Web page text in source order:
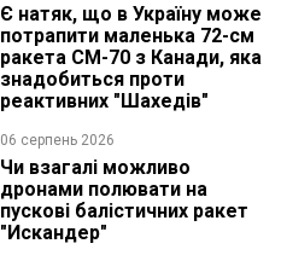
Є натяк, що в Україну може
потрапити маленька 72-см
ракета CM-70 з Канади, яка
знадобиться проти
реактивних "Шахедів"
06 серпень 2026
Чи взагалі можливо
дронами полювати на
пускові балістичних ракет
"Искандер"